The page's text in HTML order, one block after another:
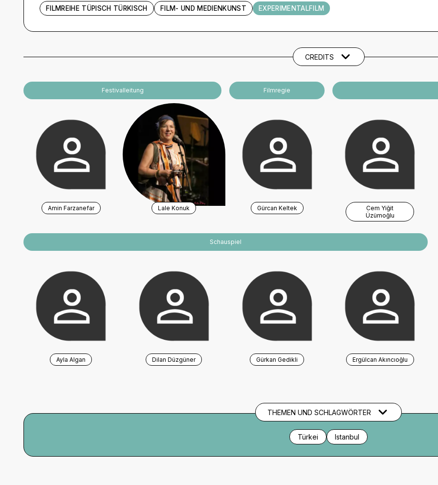
FILMREIHE TÜPISCH TÜRKISCH FILM- UND MEDIENKUNST EXPERIMENTALFILM
THEMEN UND SCHLAGWÖRTER
Türkei Istanbul
Künstler und Beteiligte
CREDITS
Festivalleitung Filmregie
Amin Farzanefar Lale Konuk Gürcan Keltek
Cem Yiğit
Üzümoğlu
Schauspiel
Ayla Algan Dilan Düzgüner Gürkan Gedikli Ergülcan Akıncıoğlu